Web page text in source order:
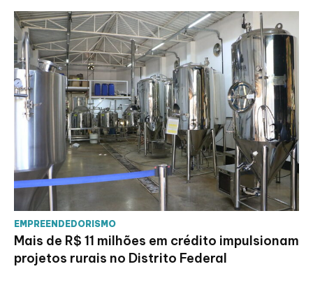
EMPREENDEDORISMO
Mais de R$ 11 milhões em crédito impulsionam
projetos rurais no Distrito Federal